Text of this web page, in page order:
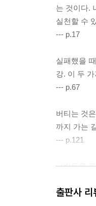
는 것이다.
실천할 수
--- p.17
실패했을
강. 이 두
--- p.67
버티는 것
까지 가는
--- p.121
사람들은
출판사 리